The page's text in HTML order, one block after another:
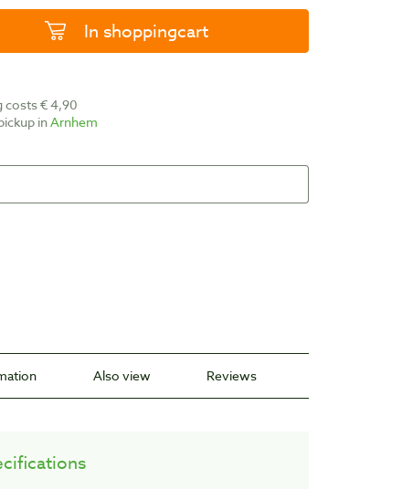
In shoppingcart
costs € 4,90
pickup inArnhem
Also view Reviews